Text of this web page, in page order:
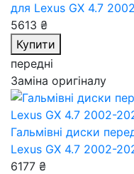
для Lexus GX 4.7
5613 ₴
Купити
передні
Заміна оригіналу
Гальмівні диски
Lexus GX 4.7 2002-
6177 ₴